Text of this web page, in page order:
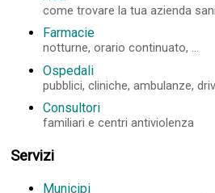
come trovare la tua azienda
Farmacie
notturne, orario continuato, ...
Ospedali
pubblici, cliniche, ambulanze,
Consultori
familiari e centri antiviolenza
Servizi
Municipi